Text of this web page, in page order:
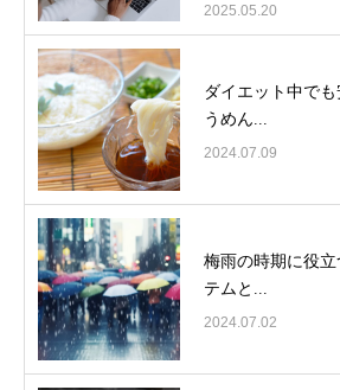
2025.05.20
ダイエット中で
うめん...
2024.07.09
梅雨の時期に役
テムと...
2024.07.02